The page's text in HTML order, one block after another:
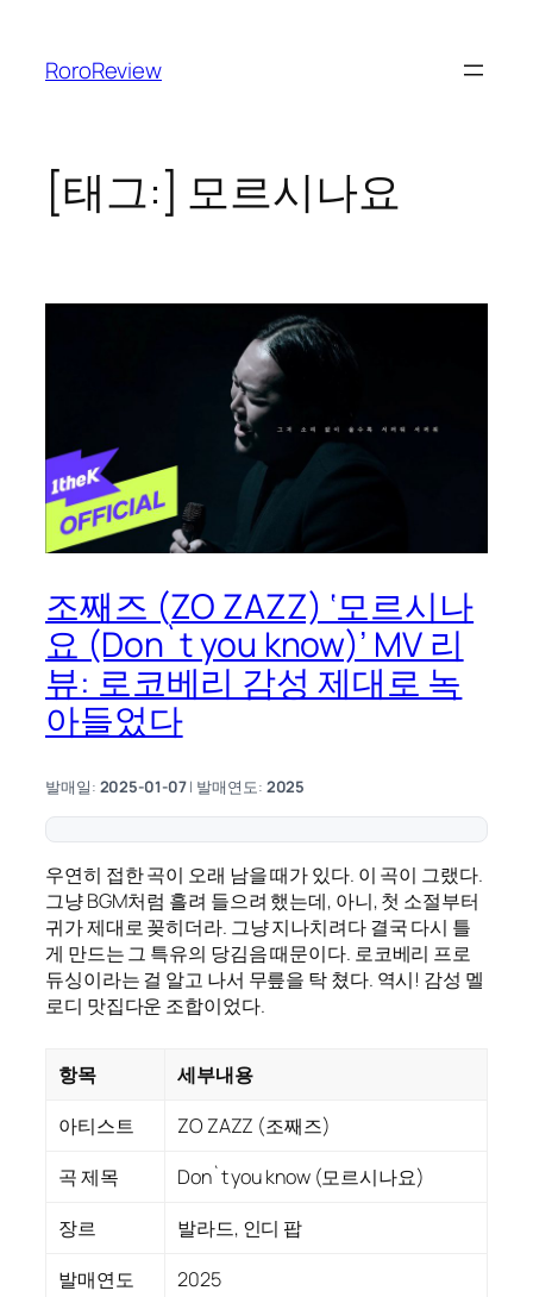
RoroReview
[태그:] 모르시나요
조째즈 (ZO ZAZZ) ‘모르시나
요 (Don`t you know)’ MV 리
뷰: 로코베리 감성 제대로 녹
아들었다
발매일: 2025-01-07| 발매연도: 2025
우연히 접한 곡이 오래 남을 때가 있다. 이 곡이 그랬다.
그냥 BGM처럼 흘려 들으려 했는데, 아니, 첫 소절부터
귀가 제대로 꽂히더라. 그냥 지나치려다 결국 다시 틀
게 만드는 그 특유의 당김음 때문이다. 로코베리 프로
듀싱이라는 걸 알고 나서 무릎을 탁 쳤다. 역시! 감성 멜
로디 맛집다운 조합이었다.
항목
세부내용
아티스트
ZO ZAZZ (조째즈)
곡 제목
Don`t you know (모르시나요)
장르
발라드, 인디 팝
발매연도
2025